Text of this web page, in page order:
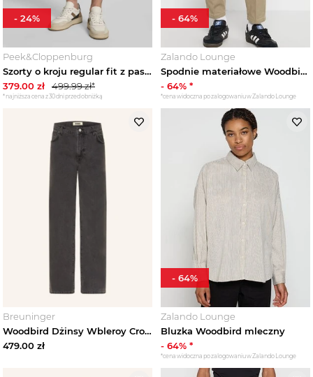
Peek&Cloppenburg
Szorty o kroju regular fit z paskiem model ‘Choi’ Woodbird Jasnobrązowy
379.00 zł 499.99zł*
*najniższa cena z 30 dni przed obniżką
- 24%
Zalando Lounge
Spodnie materiałowe Woodbird piaskowy
- 64% *
*cena widoczna po zalogowaniu w Zalando Lounge
- 64%
Breuninger
Woodbird Dżinsy Wbleroy Crow O Kroju Regular Fit schwarz czarny
479.00 zł
Zalando Lounge
Bluzka Woodbird mleczny
- 64% *
*cena widoczna po zalogowaniu w Zalando Lounge
- 64%